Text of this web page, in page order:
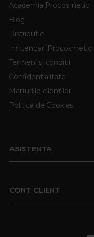
Academia Procosmetic
Blog
Distributie
Influenceri Procosmetic
Termeni si conditii
Confidentialitate
Marturiile clientilor
Politica de Cookies
ASISTENTA
CONT CLIENT